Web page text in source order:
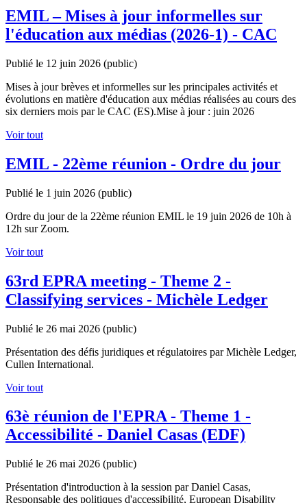
EMIL – Mises à jour informelles sur
l'éducation aux médias (2026-1) - CAC
Publié le 12 juin 2026 (public)
Mises à jour brèves et informelles sur les principales activités et
évolutions en matière d'éducation aux médias réalisées au cours des
six derniers mois par le CAC (ES).Mise à jour : juin 2026
Voir tout
EMIL - 22ème réunion - Ordre du jour
Publié le 1 juin 2026 (public)
Ordre du jour de la 22ème réunion EMIL le 19 juin 2026 de 10h à
12h sur Zoom.
Voir tout
63rd EPRA meeting - Theme 2 -
Classifying services - Michèle Ledger
Publié le 26 mai 2026 (public)
Présentation des défis juridiques et régulatoires par Michèle Ledger,
Cullen International.
Voir tout
63è réunion de l'EPRA - Theme 1 -
Accessibilité - Daniel Casas (EDF)
Publié le 26 mai 2026 (public)
Présentation d'introduction à la session par Daniel Casas,
Responsable des politiques d'accessibilité, European Disability